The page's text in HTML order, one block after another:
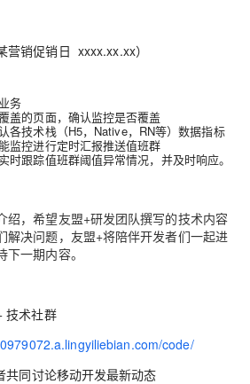
营销促销日 xxxx.xx.xx）
务
盖的页面，确认监控是否覆盖
各技术栈（H5，Native，RN等）数据指标
监控进行定时汇报推送值班群
时跟踪值班群阈值异常情况，并及时响应。
绍，希望友盟+研发团队撰写的技术内容
解决问题，友盟+将陪伴开发者们一起进
一期内容。
技术社群
code/
同讨论移动开发最新动态